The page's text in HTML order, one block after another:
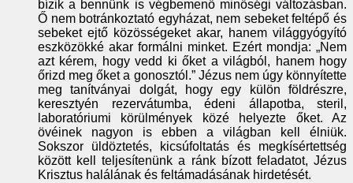
bízik a bennünk is végbemenő minőségi változásban.
Ő nem botránkoztató egyházat, nem sebeket feltépő és
sebeket ejtő közösségeket akar, hanem világgyógyító
eszközökké akar formálni minket. Ezért mondja: „Nem
azt kérem, hogy vedd ki őket a világból, hanem hogy
őrizd meg őket a gonosztól.” Jézus nem úgy könnyítette
meg tanítványai dolgát, hogy egy külön földrészre,
keresztyén rezervátumba, édeni állapotba, steril,
laboratóriumi körülmények közé helyezte őket. Az
övéinek nagyon is ebben a világban kell élniük.
Sokszor üldöztetés, kicsúfoltatás és megkísértettség
között kell teljesítenünk a ránk bízott feladatot, Jézus
Krisztus halálának és feltámadásának hirdetését.